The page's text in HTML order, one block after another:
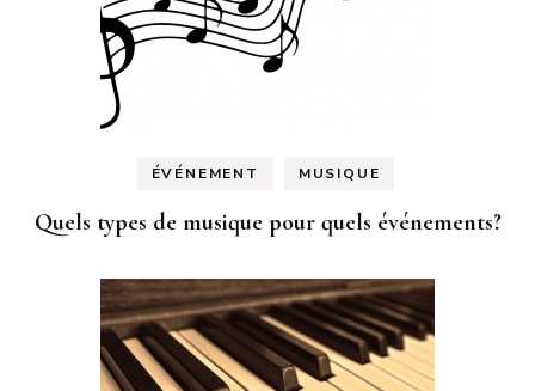
ÉVÉNEMENT MUSIQUE
Quels types de musique pour quels événements?